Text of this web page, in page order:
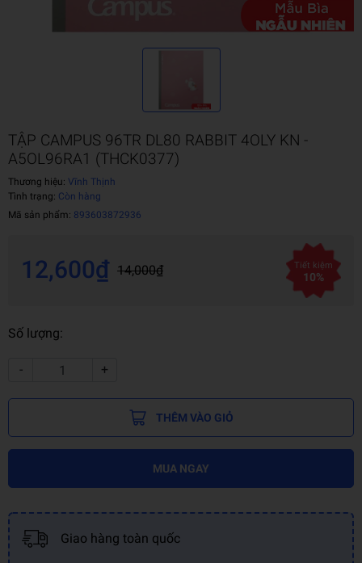
TẬP CAMPUS 96TR DL80 RABBIT 4OLY KN -
A5OL96RA1 (THCK0377)
Thương hiệu: Vĩnh Thịnh
Tình trạng: Còn hàng
Mã sản phẩm: 893603872936
12,600₫ 14,000₫ Tiết kiệm
10%
Số lượng:
- +
THÊM VÀO GIỎ
MUA NGAY
Giao hàng toàn quốc